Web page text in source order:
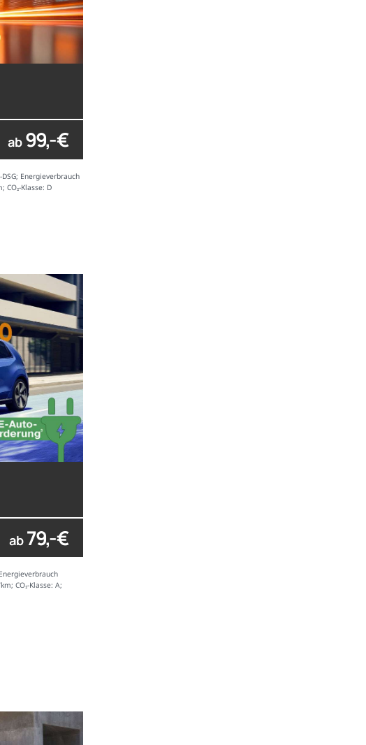
ab 99,- €
DSG; Energieverbrauch
Klasse: D
ab 79,- €
CO₂-Klasse: A;